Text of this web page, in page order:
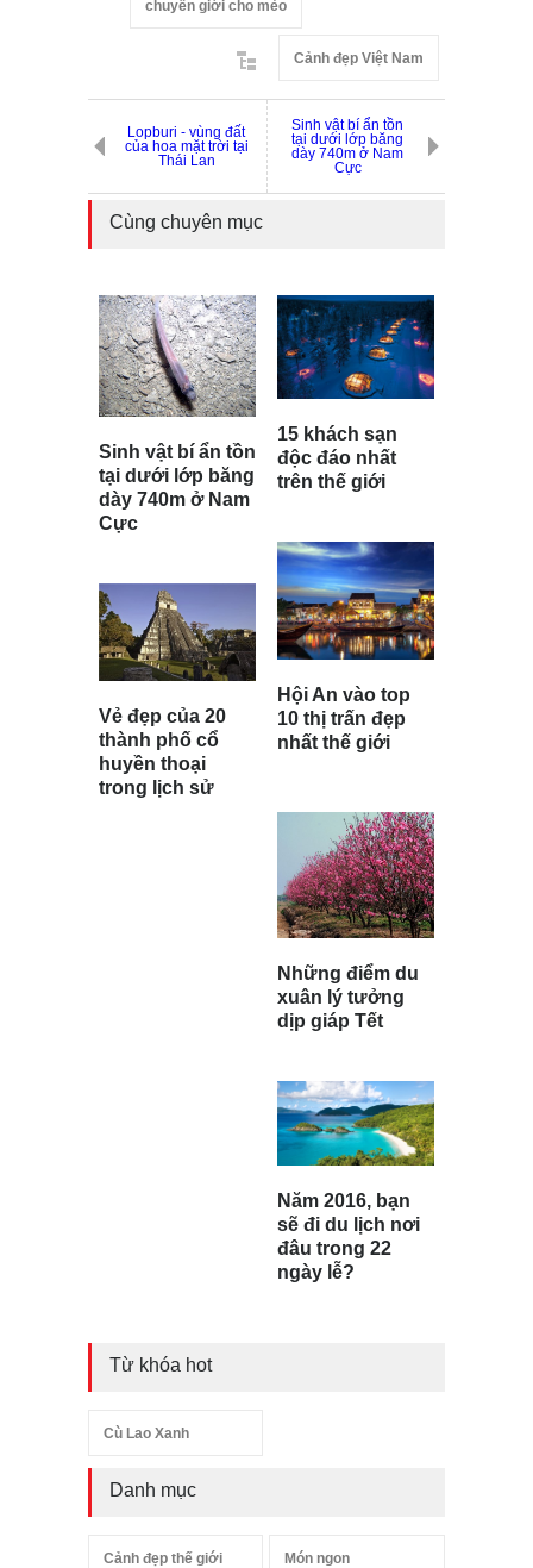
chuyển giới cho mèo
Cảnh đẹp Việt Nam
Lopburi - vùng đất
của hoa mặt trời tại
Thái Lan
Sinh vật bí ẩn tồn
tại dưới lớp băng
dày 740m ở Nam
Cực
Cùng chuyên mục
Sinh vật bí ẩn tồn
tại dưới lớp băng
dày 740m ở Nam
Cực
Vẻ đẹp của 20
thành phố cổ
huyền thoại
trong lịch sử
15 khách sạn
độc đáo nhất
trên thế giới
Hội An vào top
10 thị trấn đẹp
nhất thế giới
Những điểm du
xuân lý tưởng
dịp giáp Tết
Năm 2016, bạn
sẽ đi du lịch nơi
đâu trong 22
ngày lễ?
Từ khóa hot
Cù Lao Xanh
Danh mục
Cảnh đẹp thế giới Món ngon